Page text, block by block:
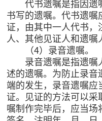
代书遗嘱是指因遗
书写的遗嘱。代书遗
证，由其中一人代书
人、其他见证人和遗嘱
（4）录音遗嘱。
录音遗嘱是指遗嘱
述的遗嘱。为防止录
端的发生，录音遗嘱
证。见证的方法可以
嘱制作完毕后，应当